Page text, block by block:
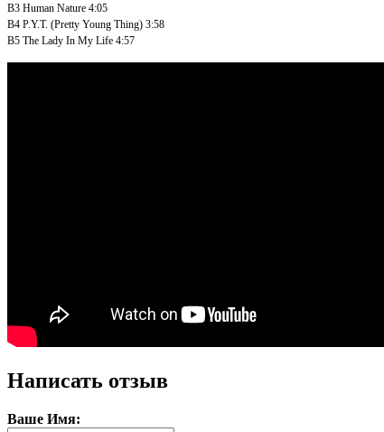
B3 Human Nature 4:05
B4 P.Y.T. (Pretty Young Thing) 3:58
B5 The Lady In My Life 4:57
Написать отзыв
Ваше Имя: